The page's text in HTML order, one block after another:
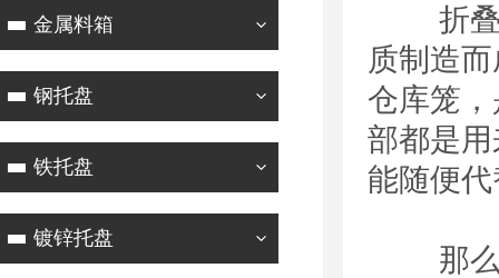
金属料箱
钢托盘
铁托盘
镀锌托盘
折叠
质制造
仓库笼
部都是
能随便
那